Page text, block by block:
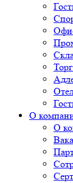
О
О